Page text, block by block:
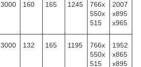
3000 160 165 1245
766x
550x
515
2007
x895
x965
3000 132 165 1195
766x
550x
515
1952
x865
x895